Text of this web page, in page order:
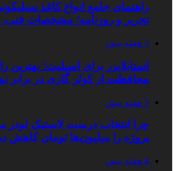
راهنمای جامع انواع کاغذ
تحریر و روزنامه؛ مشخصات فنی،
3 هفته پیش
استابلایزر برای اسپلیت؛ بهترین
محافظت از کولر گازی در برابر
3 هفته پیش
چرا انتخاب درست لاستیک لودر
پروژه را میلیون‌ها تومان کاهش
4 هفته پیش